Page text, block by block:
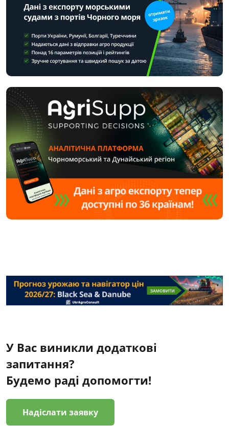
У Вас виникли додаткові
запитання?
Будемо раді допомогти!
Надіслати заявку